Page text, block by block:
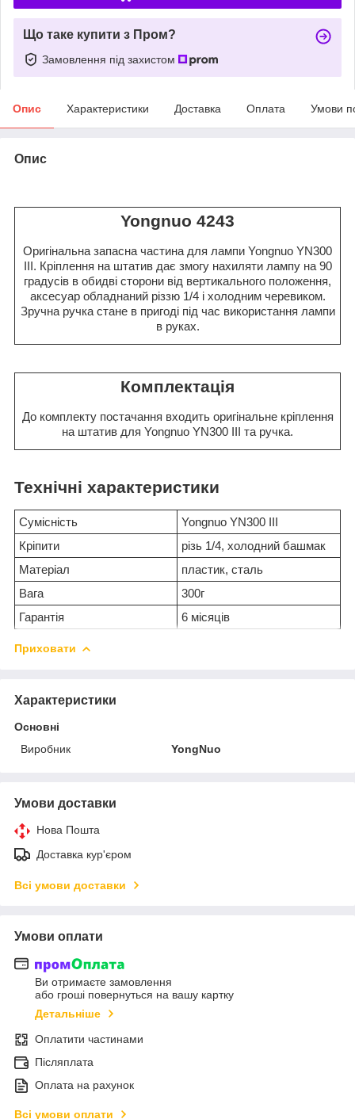
Що таке купити з Пром?
Замовлення під захистом
Опис Характеристики Доставка Оплата Умови
Опис
Yongnuo 4243
Оригінальна запасна частина для лампи Yongnuo YN300
III. Кріплення на штатив дає змогу нахиляти лампу на 90
градусів в обидві сторони від вертикального положення,
аксесуар обладнаний різзю 1/4 і холодним черевиком.
Зручна ручка стане в пригоді під час використання лампи
в руках.
Комплектація
До комплекту постачання входить оригінальне кріплення
на штатив для Yongnuo YN300 III та ручка.
Технічні характеристики
Сумісність
Yongnuo YN300 III
Кріпити
різь 1/4, холодний башмак
Матеріал
пластик, сталь
Вага
300г
Гарантія
6 місяців
Приховати
Характеристики
Основні
Виробник
YongNuo
Умови доставки
Нова Пошта
Доставка кур'єром
Всі умови доставки
Умови оплати
Ви отримаєте замовлення
або гроші повернуться на вашу картку
Детальніше
Оплатити частинами
Післяплата
Оплата на рахунок
Всі умови оплати